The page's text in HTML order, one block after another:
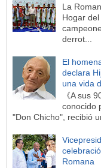
La
Hogar
derrot...
El
declara
una vida
《A sus
conocido
"Don Chicho", recibió
Romana